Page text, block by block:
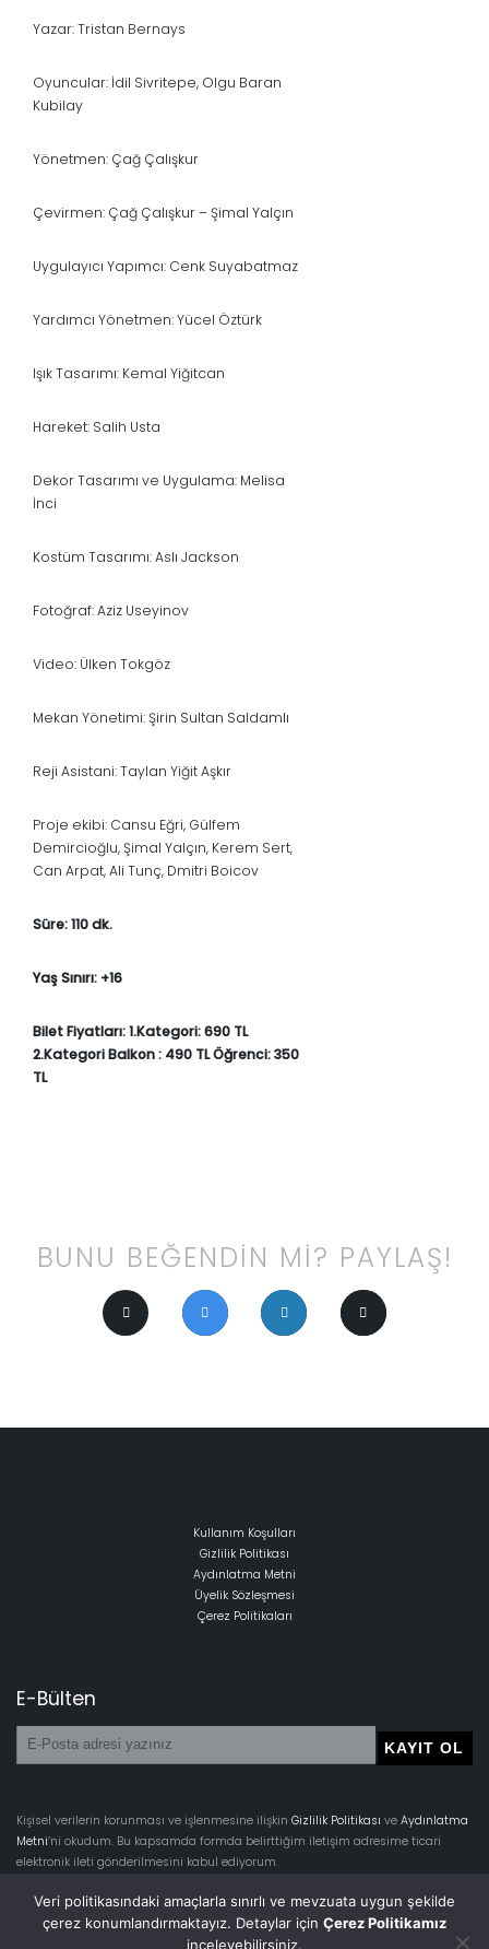
Yazar: Tristan Bernays
Oyuncular: İdil Sivritepe, Olgu Baran
Kubilay
Yönetmen: Çağ Çalışkur
Çevirmen: Çağ Çalışkur – Şimal Yalçın
Uygulayıcı Yapımcı: Cenk Suyabatmaz
Yardımcı Yönetmen: Yücel Öztürk
Işık Tasarımı: Kemal Yiğitcan
Hareket: Salih Usta
Dekor Tasarımı ve Uygulama: Melisa
İnci
Kostüm Tasarımı: Aslı Jackson
Fotoğraf: Aziz Useyinov
Video: Ülken Tokgöz
Mekan Yönetimi: Şirin Sultan Saldamlı
Reji Asistani: Taylan Yiğit Aşkır
Proje ekibi: Cansu Eğri, Gülfem
Demircioğlu, Şimal Yalçın, Kerem Sert,
Can Arpat, Ali Tunç, Dmitri Boicov
Süre: 110 dk.
Yaş Sınırı: +16
Bilet Fiyatları: 1.Kategori: 690 TL
2.Kategori Balkon : 490 TL Öğrenci: 350
TL
BUNU BEĞENDİN Mİ? PAYLAŞ!
Kullanım Koşulları
Gizlilik Politikası
Aydınlatma Metni
Üyelik Sözleşmesi
Çerez Politikaları
E-Bülten
Kişisel verilerin korunması ve işlenmesine ilişkin Gizlilik Politikası ve Aydınlatma
Metni‘ni okudum. Bu kapsamda formda belirttiğim iletişim adresime ticari
elektronik ileti gönderilmesini kabul ediyorum.
Veri politikasındaki amaçlarla sınırlı ve mevzuata uygun şekilde
çerez konumlandırmaktayız. Detaylar için Çerez Politikamız
inceleyebilirsiniz.